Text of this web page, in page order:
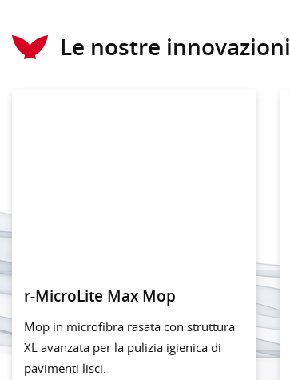
Le nostre innovazioni
r-MicroLite Max Mop
Mop in microfibra rasata con struttura
XL avanzata per la pulizia igienica di
pavimenti lisci.